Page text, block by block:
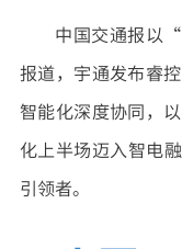
中国交通报以
报道，宇通发布睿
智能化深度协同，
化上半场迈入智电
引领者。